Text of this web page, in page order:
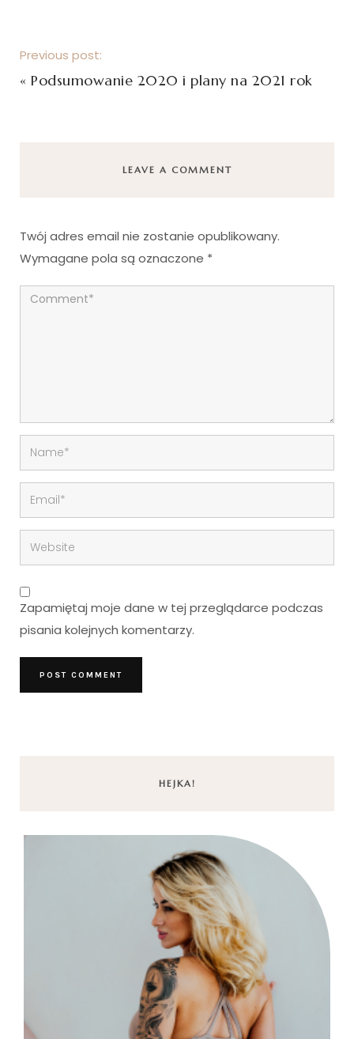
Previous post:
« Podsumowanie 2020 i plany na 2021 rok
LEAVE A COMMENT
Twój adres email nie zostanie opublikowany.
Wymagane pola są oznaczone *
Zapamiętaj moje dane w tej przeglądarce podczas
pisania kolejnych komentarzy.
HEJKA!